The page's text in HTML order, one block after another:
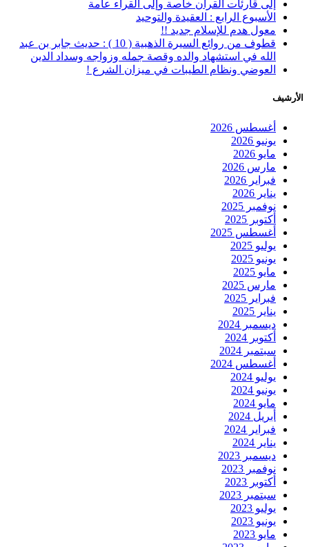
إلى قارئات القرآن خاصة وإلى القراء عامة
الأسبوع الرابع : العقيدة والتوحيد
معول هدم للإسلام جديد !!
قطوف من روائع السيرة الذهبية ( 10 ) : حديث جابر بن عبد
الله في استشهاد والده وقصة جمله وزواجه وسداد الدين
العوضي ونظام الطيبات في ميزان الشرع !
الأرشيف
أغسطس 2026
يونيو 2026
مايو 2026
مارس 2026
فبراير 2026
يناير 2026
نوفمبر 2025
أكتوبر 2025
أغسطس 2025
يوليو 2025
يونيو 2025
مايو 2025
مارس 2025
فبراير 2025
يناير 2025
ديسمبر 2024
أكتوبر 2024
سبتمبر 2024
أغسطس 2024
يوليو 2024
يونيو 2024
مايو 2024
أبريل 2024
فبراير 2024
يناير 2024
ديسمبر 2023
نوفمبر 2023
أكتوبر 2023
سبتمبر 2023
يوليو 2023
يونيو 2023
مايو 2023